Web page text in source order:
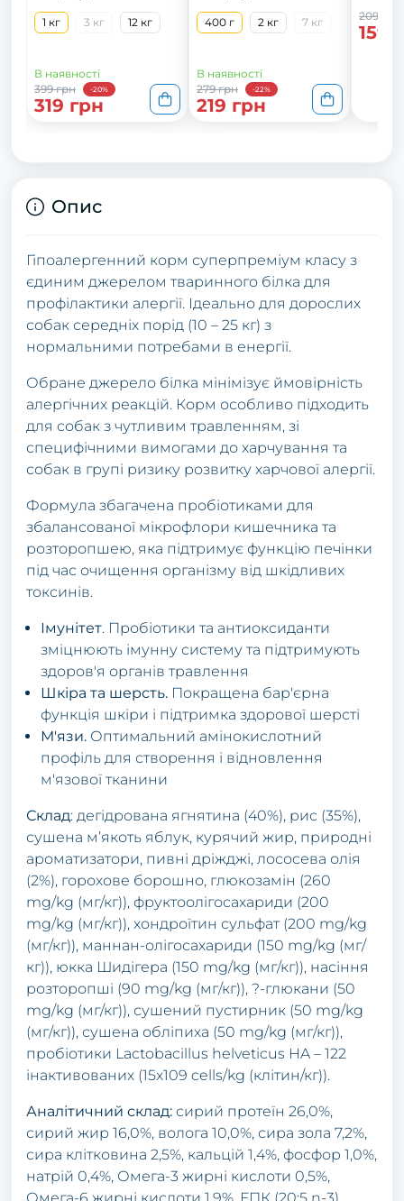
1 кг 3 кг 12 кг
В наявності
399 грн
-20%
319 грн
400 г 2 кг 7 кг
В наявності
279 грн
-22%
219 грн
209 грн
159
Опис
Гіпоалергенний корм суперпреміум класу з
єдиним джерелом тваринного білка для
профілактики алергії. Ідеально для дорослих
собак середніх порід (10 – 25 кг) з
нормальними потребами в енергії.
Обране джерело білка мінімізує ймовірність
алергічних реакцій. Корм особливо підходить
для собак з чутливим травленням, зі
специфічними вимогами до харчування та
собак в групі ризику розвитку харчової алергії.
Формула збагачена пробіотиками для
збалансованої мікрофлори кишечника та
розторопшею, яка підтримує функцію печінки
під час очищення організму від шкідливих
токсинів.
Імунітет. Пробіотики та антиоксиданти
зміцнюють імунну систему та підтримують
здоров'я органів травлення
Шкіра та шерсть. Покращена бар'єрна
функція шкіри і підтримка здорової шерсті
М'язи. Оптимальний амінокислотний
профіль для створення і відновлення
м'язової тканини
Склад: дегідрована ягнятина (40%), рис (35%),
сушена м’якоть яблук, курячий жир, природні
ароматизатори, пивні дріжджі, лососева олія
(2%), горохове борошно, глюкозамін (260
mg/kg (мг/кг)), фруктоолігосахариди (200
mg/kg (мг/кг)), хондроїтин сульфат (200 mg/kg
(мг/кг)), маннан-олігосахариди (150 mg/kg (мг/
кг)), юкка Шидігера (150 mg/kg (мг/кг)), насіння
розторопші (90 mg/kg (мг/кг)), ?-глюкани (50
mg/kg (мг/кг)), сушений пустирник (50 mg/kg
(мг/кг)), сушена обліпиха (50 mg/kg (мг/кг)),
пробіотики Lactobacillus helveticus HA – 122
інактивованих (15x109 cells/kg (клітин/кг)).
Аналітичний склад: сирий протеїн 26,0%,
сирий жир 16,0%, волога 10,0%, сира зола 7,2%,
сира клітковина 2,5%, кальцій 1,4%, фосфор 1,0%,
натрій 0,4%, Омега-3 жирні кислоти 0,5%,